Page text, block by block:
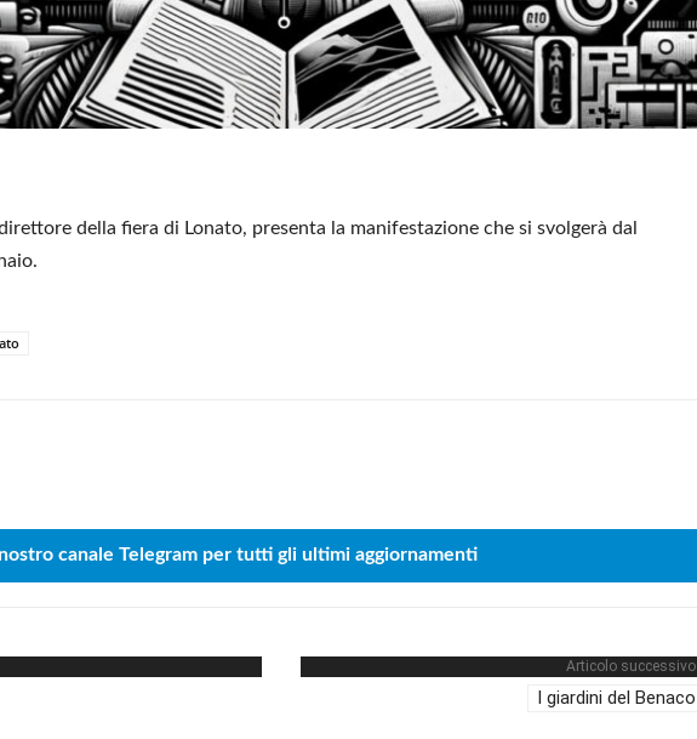
della fiera di Lonato, presenta la manifestazione che si svolgerà dal
canale Telegram per tutti gli ultimi aggiornamenti
Articolo successivo
I giardini del Benaco